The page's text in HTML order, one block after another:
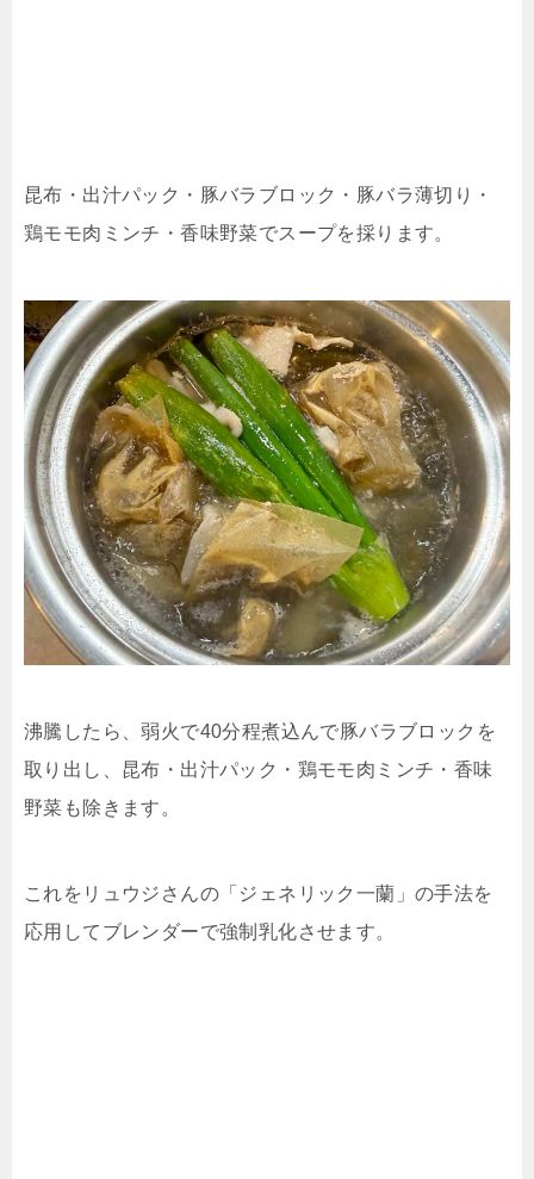
昆布・出汁パック・豚バラブロック・豚バラ薄切り・
鶏モモ肉ミンチ・香味野菜でスープを採ります。
沸騰したら、弱火で40分程煮込んで豚バラブロックを
取り出し、昆布・出汁パック・鶏モモ肉ミンチ・香味
野菜も除きます。
これをリュウジさんの「ジェネリック一蘭」の手法を
応用してブレンダーで強制乳化させます。